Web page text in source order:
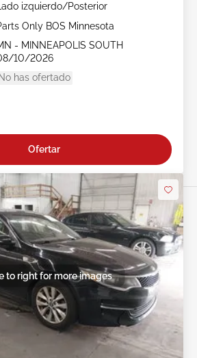
Lado izquierdo/Posterior
Only BOS Minnesota
- MINNEAPOLIS SOUTH
10/2026
No has ofertado
Ofertar
to right for more images